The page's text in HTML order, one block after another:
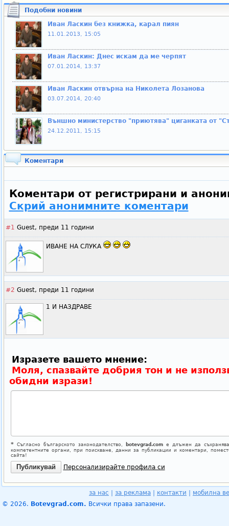
Подобни новини
Иван Ласкин без книжка, карал пиян
11.01.2013, 15:05
Иван Ласкин: Днес искам да ме черпят
07.01.2014, 13:37
Иван Ласкин отвърна на Николета Лозанова
03.07.2014, 20:40
Външно министерство "приютява" циганката от
24.12.2011, 15:15
Коментари
Коментари от регистрирани и
Скрий анонимните коментари
#1 Guest, преди 11 години
ИВАНЕ НА СЛУКА
#2 Guest, преди 11 години
1 И НАЗДРАВЕ
Изразете вашето мнение:
Моля, спазвайте добрия тон и не
обидни изрази!
*Съгласно българското законодателство, botevgrad.comе длъжен да
компетентните органи, при поискване, данни за публикации и коментари,
сайта!
Персонализирайте профила си
за нас за реклама контакти
мобилна
© 2026. Botevgrad.com. Всички права запазени.